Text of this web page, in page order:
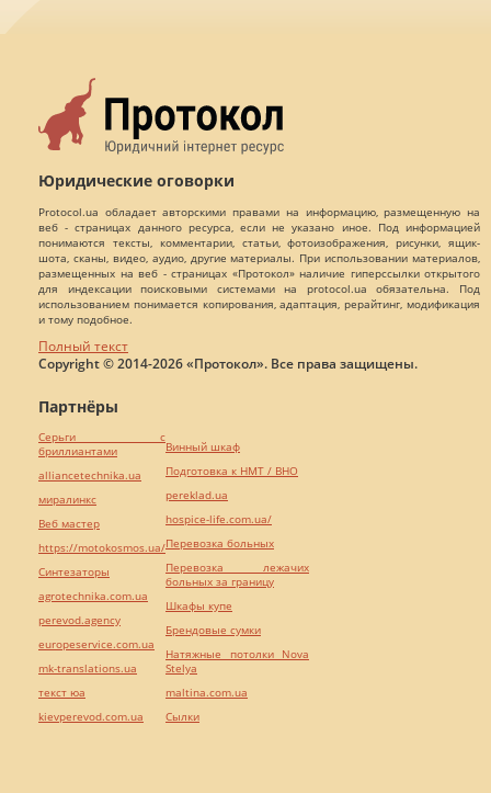
Юридические оговорки
Protocol.ua обладает авторскими правами на информацию, размещенную на
веб - страницах данного ресурса, если не указано иное. Под информацией
понимаются тексты, комментарии, статьи, фотоизображения, рисунки, ящик-
шота, сканы, видео, аудио, другие материалы. При использовании материалов,
размещенных на веб - страницах «Протокол» наличие гиперссылки открытого
для индексации поисковыми системами на protocol.ua обязательна. Под
использованием понимается копирования, адаптация, рерайтинг, модификация
и тому подобное.
Полный текст
Copyright © 2014-2026 «Протокол». Все права защищены.
Партнёры
Серьги с
бриллиантами
alliancetechnika.ua
миралинкс
Веб мастер
https://motokosmos.ua/
Синтезаторы
agrotechnika.com.ua
perevod.agency
europeservice.com.ua
mk-translations.ua
текст юа
kievperevod.com.ua
Винный шкаф
Подготовка к НМТ / ВНО
pereklad.ua
hospice-life.com.ua/
Перевозка больных
Перевозка лежачих
больных за границу
Шкафы купе
Брендовые сумки
Натяжные потолки Nova
Stelya
maltina.com.ua
Cылки